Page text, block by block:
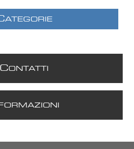
ATEGORIE
CONTATTI